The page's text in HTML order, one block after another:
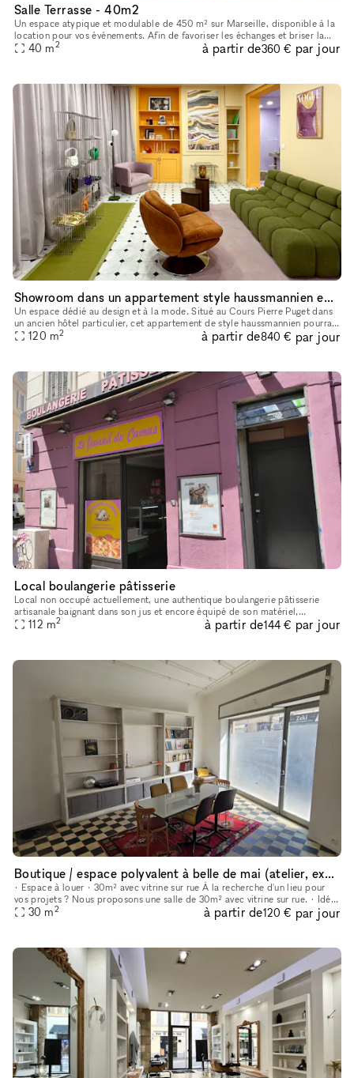
Salle Terrasse - 40m2
Un espace atypique et modulable de 450 m² sur Marseille, disponible à la
location pour vos événements. Afin de favoriser les échanges et briser la
glace lors des rencontres entre les clients, partena
40 m2 à partir de360 € par jour
Showroom dans un appartement style haussmannien en plein coeur de Marseille
Un espace dédié au design et à la mode. Situé au Cours Pierre Puget dans
un ancien hôtel particulier, cet appartement de style haussmannien pourra
accueillir tous vos événements professionnels ou par
120 m2 à partir de840 € par jour
Local boulangerie pâtisserie
Local non occupé actuellement, une authentique boulangerie pâtisserie
artisanale baignant dans son jus et encore équipé de son matériel,
disponible à la location pour boutique éphémère, événement div
112 m2 à partir de144 € par jour
Boutique / espace polyvalent à belle de mai (atelier, expo, court)
• Espace à louer • 30m² avec vitrine sur rue À la recherche d'un lieu pour
vos projets ? Nous proposons une salle de 30m² avec vitrine sur rue. • Idéal
pour : ateliers, cours (yoga, danse, arts…),
30 m2 à partir de120 € par jour